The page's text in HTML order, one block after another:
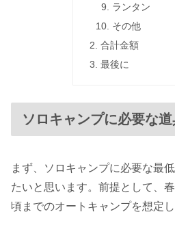
ランタン
その他
合計金額
最後に
ソロキャンプに必要な
まず、ソロキャンプに必要な最
たいと思います。前提として、
頃までのオートキャンプを想定し